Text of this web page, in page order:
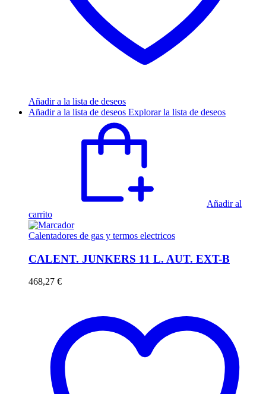
Añadir a la lista de deseos
Añadir a la lista de deseos Explorar la lista de deseos
Añadir al
carrito
Calentadores de gas y termos electricos
CALENT. JUNKERS 11 L. AUT. EXT-B
468,27 €